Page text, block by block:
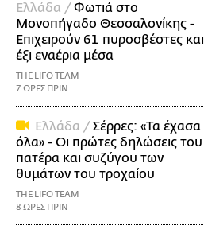
Ελλάδα / Φωτιά στο
Μονοπήγαδο Θεσσαλονίκης -
Επιχειρούν 61 πυροσβέστες και
έξι εναέρια μέσα
THE LIFO TEAM
7 ΩΡΕΣ ΠΡΙΝ
Ελλάδα / Σέρρες: «Τα έχασα
όλα» - Οι πρώτες δηλώσεις του
πατέρα και συζύγου των
θυμάτων του τροχαίου
THE LIFO TEAM
8 ΩΡΕΣ ΠΡΙΝ